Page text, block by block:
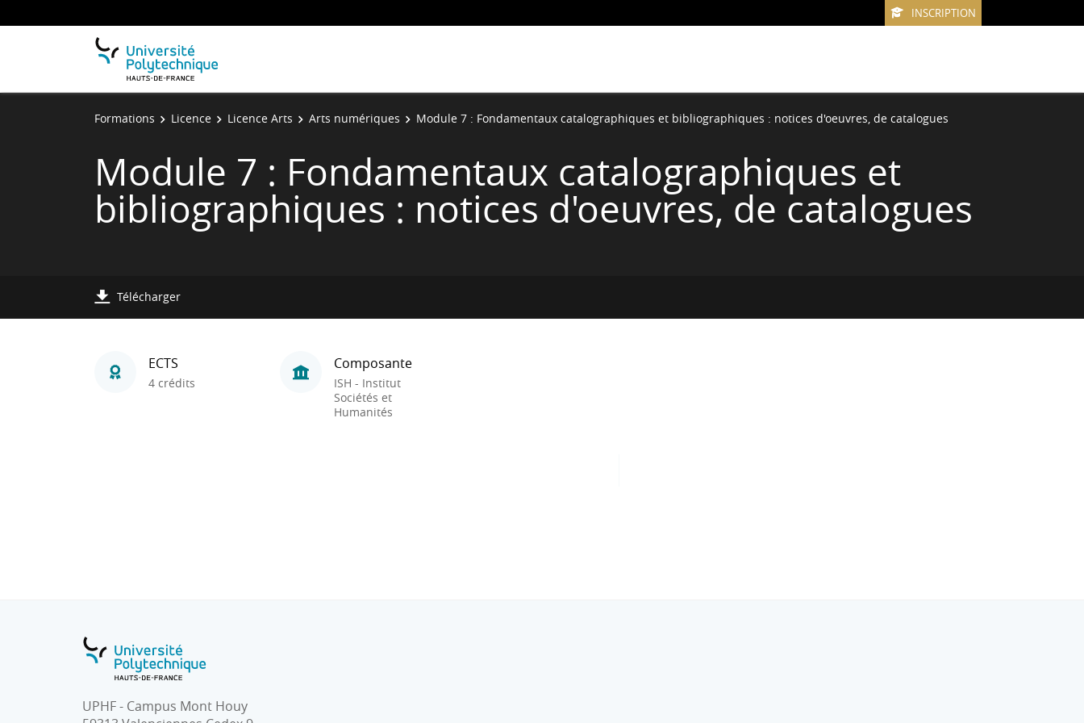
INSCRIPTION
Formations Licence Licence Arts Arts numériques Module 7 : Fondamentaux catalographiques et bibliographiques : notices d'oeuvres, de catalogues
Module 7 : Fondamentaux catalographiques et
bibliographiques : notices d'oeuvres, de catalogues
Télécharger
ECTS
4 crédits
Composante
ISH - Institut
Sociétés et
Humanités
UPHF - Campus Mont Houy